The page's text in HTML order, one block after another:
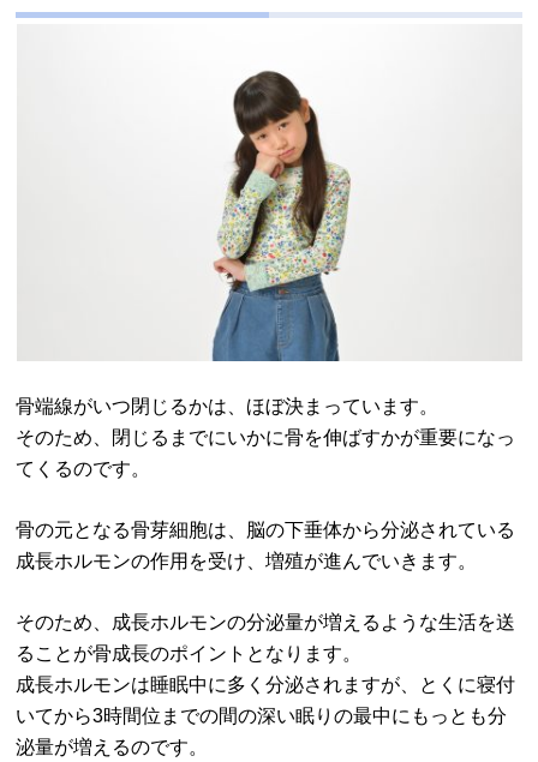
骨端線がいつ閉じるかは、ほぼ決まっています。
そのため、閉じるまでにいかに骨を伸ばすかが重要になっ
てくるのです。
骨の元となる骨芽細胞は、脳の下垂体から分泌されている
成長ホルモンの作用を受け、増殖が進んでいきます。
そのため、成長ホルモンの分泌量が増えるような生活を送
ることが骨成長のポイントとなります。
成長ホルモンは睡眠中に多く分泌されますが、とくに寝付
いてから3時間位までの間の深い眠りの最中にもっとも分
泌量が増えるのです。